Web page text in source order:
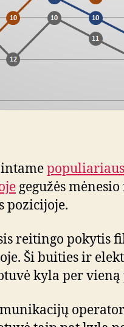
gegužės
pozicijoje.
reitingo pokytis
Ši buities ir
kyla per